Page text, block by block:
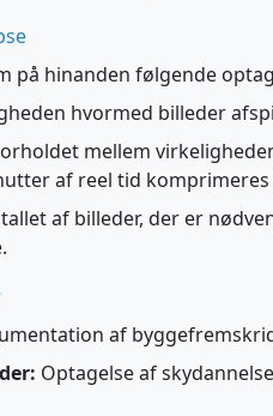
på hinanden følgende
hvormed billeder
mellem
af reel tid
af billeder, der er
af
Optagelse af